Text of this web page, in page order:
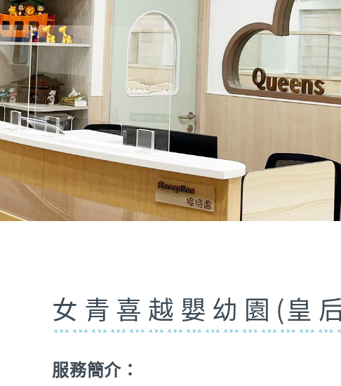
女青喜越嬰幼園 (皇
服務簡介：